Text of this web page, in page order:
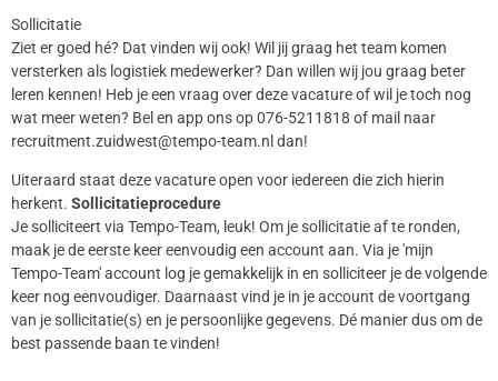
Sollicitatie
Ziet er goed hé? Dat vinden wij ook! Wil jij graag het team komen
versterken als logistiek medewerker? Dan willen wij jou graag beter
leren kennen! Heb je een vraag over deze vacature of wil je toch nog
wat meer weten? Bel en app ons op 076-5211818 of mail naar
recruitment.zuidwest@tempo-team.nl dan!
Uiteraard staat deze vacature open voor iedereen die zich hierin
herkent. Sollicitatieprocedure
Je solliciteert via Tempo-Team, leuk! Om je sollicitatie af te ronden,
maak je de eerste keer eenvoudig een account aan. Via je 'mijn
Tempo-Team' account log je gemakkelijk in en solliciteer je de volgende
keer nog eenvoudiger. Daarnaast vind je in je account de voortgang
van je sollicitatie(s) en je persoonlijke gegevens. Dé manier dus om de
best passende baan te vinden!